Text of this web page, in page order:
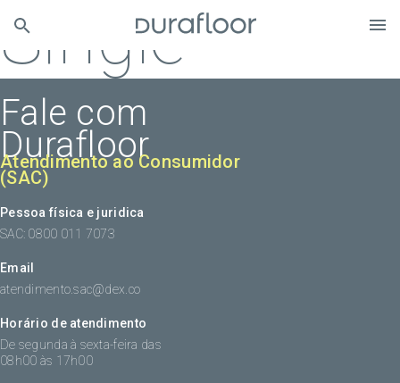
Single
Fale com
Durafloor
Atendimento ao Consumidor
(SAC)
Pessoa física e juridica
SAC: 0800 011 7073
Email
atendimento.sac@dex.co
Horário de atendimento
De segunda à sexta-feira das
08h00 às 17h00